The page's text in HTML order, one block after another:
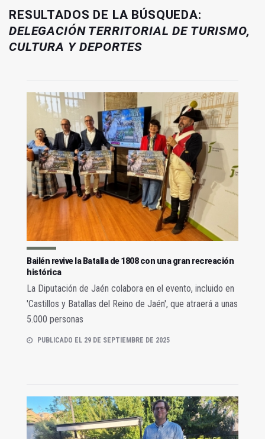
RESULTADOS DE LA BÚSQUEDA:
DELEGACIÓN TERRITORIAL DE TURISMO,
CULTURA Y DEPORTES
Bailén revive la Batalla de 1808 con una gran recreación
histórica
La Diputación de Jaén colabora en el evento, incluido en
'Castillos y Batallas del Reino de Jaén', que atraerá a unas
5.000 personas
PUBLICADO EL 29 DE SEPTIEMBRE DE 2025